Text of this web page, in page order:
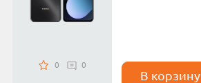
0 0
В корзину